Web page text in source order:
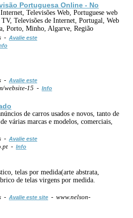
Portuguesa Online - No
Televisões Web, Portuguese web
Televisões de Internet, Portugal, Web
Porto, Minho, Algarve, Região
- Avalie este
- Avalie este
website-15 - Info
de carros usados e novos, tanto de
várias marcas e modelos, comerciais,
- Avalie este
- Info
telas por medida(arte abstrata,
de telas virgens por medida.
- Avalie este site - www.nelson-